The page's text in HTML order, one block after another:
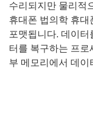
수리되지만 물리적
휴대폰 법의학 휴
포맷됩니다. 데이터
터를 복구하는 프로
부 메모리에서 데